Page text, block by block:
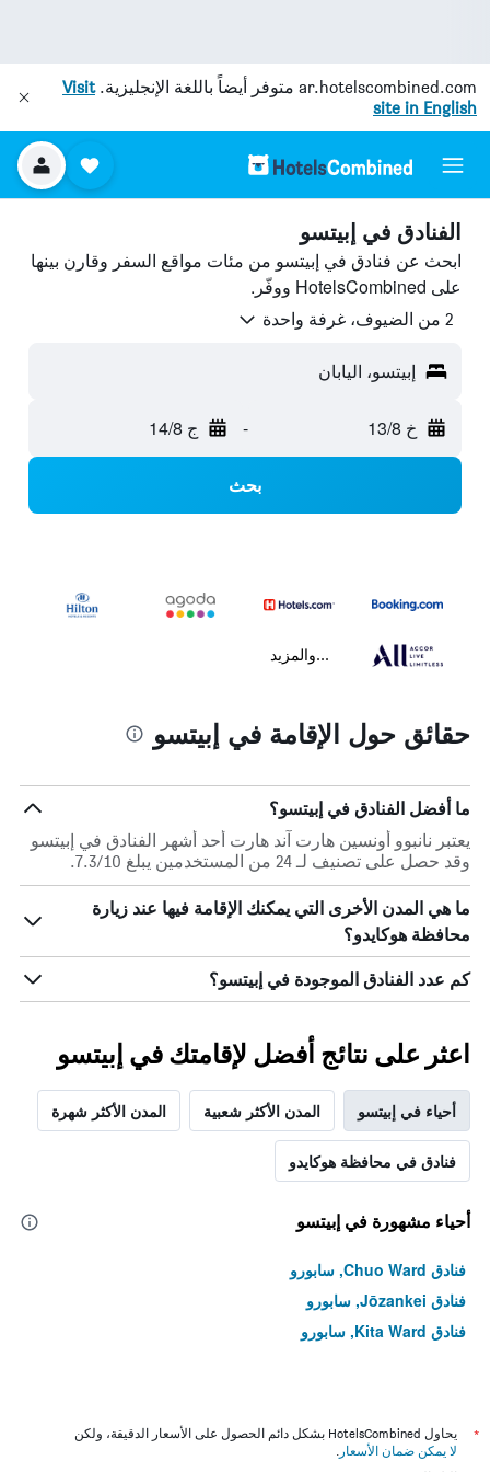
ar.hotelscombined.com متوفر أيضاً باللغة الإنجليزية.Visit
site in English
الفنادق في إبيتسو
ابحث عن فنادق في إبيتسو من مئات مواقع السفر وقارن بينها
على HotelsCombined ووفّر.
2 من الضيوف، غرفة واحدة
إبيتسو، اليابان
خ 13/8 - ج 14/8
بحث
...والمزيد
حقائق حول الإقامة في إبيتسو
ما أفضل الفنادق في إبيتسو؟
يعتبر نانبوو أونسين هارت آند هارت أحد أشهر الفنادق في إبيتسو
وقد حصل على تصنيف لـ 24 من المستخدمين يبلغ 7.3/10.
ما هي المدن الأخرى التي يمكنك الإقامة فيها عند زيارة
محافظة هوكايدو؟
كم عدد الفنادق الموجودة في إبيتسو؟
اعثر على نتائج أفضل لإقامتك في إبيتسو
أحياء في إبيتسو المدن الأكثر شعبية المدن الأكثر شهرة
فنادق في محافظة هوكايدو
أحياء مشهورة في إبيتسو
فنادق Chuo Ward, سابورو
فنادق Jōzankei, سابورو
فنادق Kita Ward, سابورو
*
يحاول HotelsCombined بشكل دائم الحصول على الأسعار الدقيقة، ولكن
لا يمكن ضمان الأسعار .